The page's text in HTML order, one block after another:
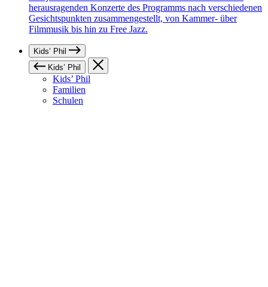
herausragenden Konzerte des Programms nach verschiedenen
Gesichtspunkten zusammengestellt, von Kammer- über
Filmmusik bis hin zu Free Jazz.
Kids’ Phil
Kids’ Phil
Kids’ Phil
Familien
Schulen